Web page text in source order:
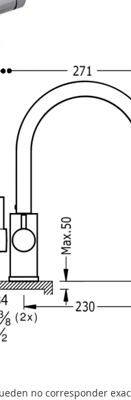
no corresponder